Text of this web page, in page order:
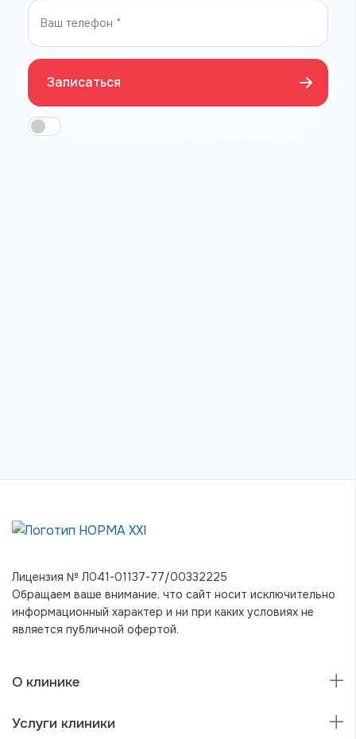
Записаться
Лицензия № Л041-01137-77/00332225
Обращаем ваше внимание, что сайт носит исключительно
информационный характер и ни при каких условиях не
является публичной офертой.
О клинике
Услуги клиники